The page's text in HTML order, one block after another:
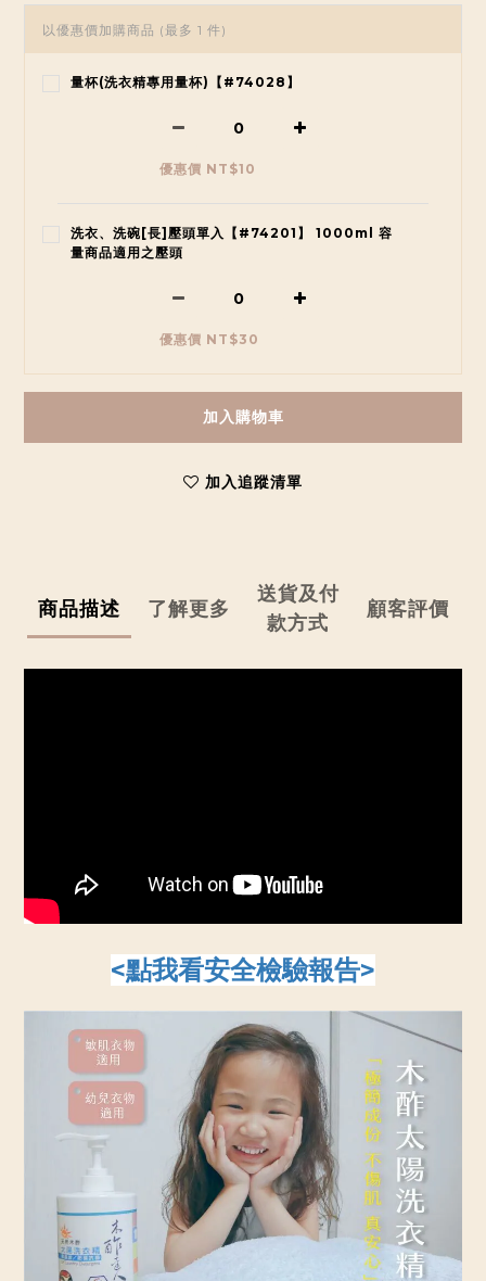
以優惠價加購商品 (最多 1 件)
量杯(洗衣精專用量杯)【#74028】
優惠價 NT$10
洗衣、洗碗[長]壓頭單入【#74201】 1000ml 容
量商品適用之壓頭
優惠價 NT$30
加入購物車
加入追蹤清單
商品描述 了解更多
送貨及付
款方式
顧客評價
<點我看安全檢驗報告>